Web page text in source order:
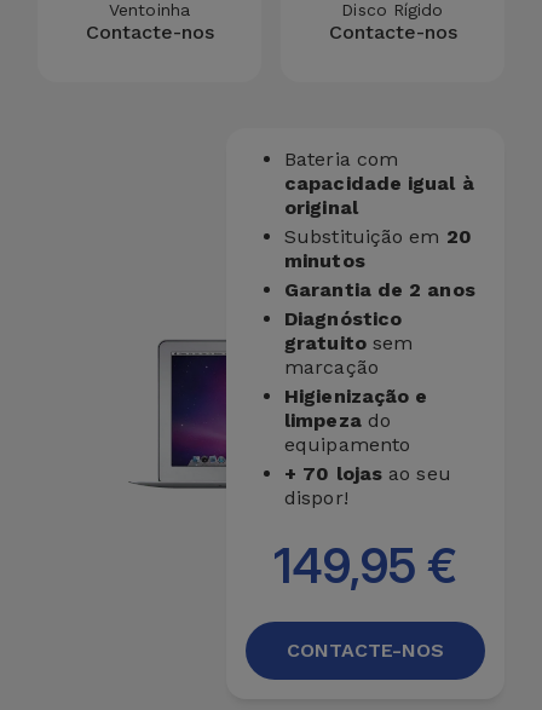
Ventoinha
Contacte-nos
Disco Rígido
Contacte-nos
Bateria com
capacidade igual à
original
Substituição em 20
minutos
Garantia de 2 anos
Diagnóstico
gratuitosem
marcação
Higienização e
limpezado
equipamento
+ 70 lojas ao seu
dispor!
149,95 €
CONTACTE-NOS